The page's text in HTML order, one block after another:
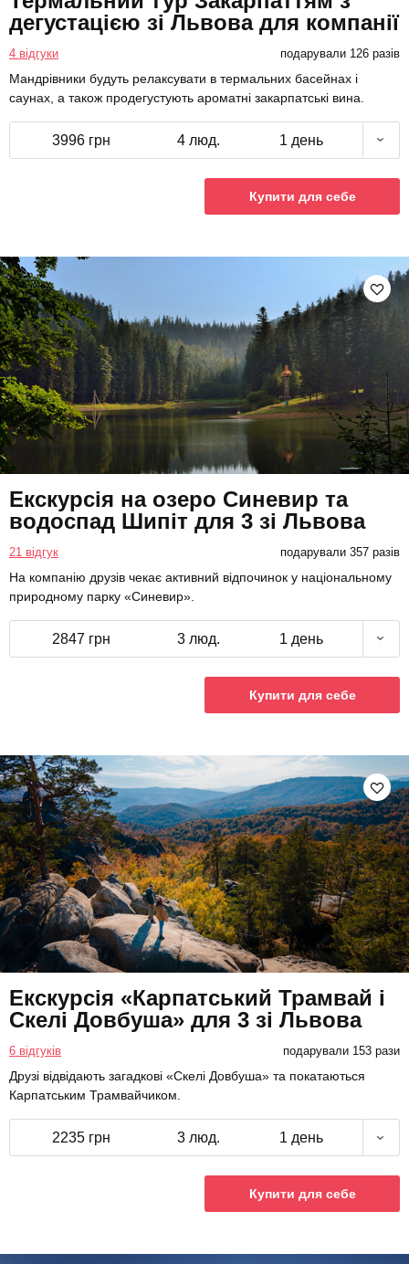
дегустацією зі Львова для компанії
4 відгуки подарували 126 разів
Мандрівники будуть релаксувати в термальних басейнах і
саунах, а також продегустують ароматні закарпатські вина.
3996 грн 4 люд. 1 день
Купити для себе
Екскурсія на озеро Синевир та
водоспад Шипіт для 3 зі Львова
21 відгук подарували 357 разів
На компанію друзів чекає активний відпочинок у національному
природному парку «Синевир».
2847 грн 3 люд. 1 день
Купити для себе
Екскурсія «Карпатський Трамвай і
Скелі Довбуша» для 3 зі Львова
6 відгуків подарували 153 рази
Друзі відвідають загадкові «Скелі Довбуша» та покатаються
Карпатським Трамвайчиком.
2235 грн 3 люд. 1 день
Купити для себе